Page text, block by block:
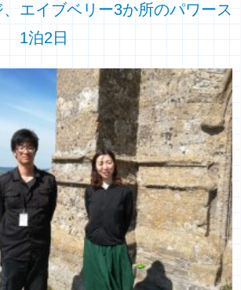
エイブベリー3か所のパワース
1泊2日